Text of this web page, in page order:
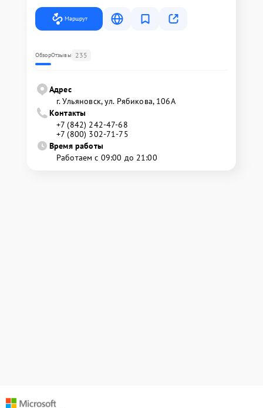
Маршрут
ОбзорОтзывы 235
Адрес
г. Ульяновск, ул. Рябикова, 106А
Контакты
+7 (842) 242-47-68
+7 (800) 302-71-75
Время работы
Работаем с 09:00 до 21:00